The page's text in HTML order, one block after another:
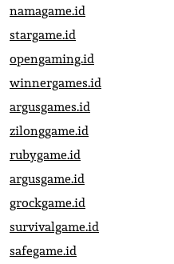
namagame.id
stargame.id
opengaming.id
winnergames.id
argusgames.id
zilonggame.id
rubygame.id
argusgame.id
grockgame.id
survivalgame.id
safegame.id